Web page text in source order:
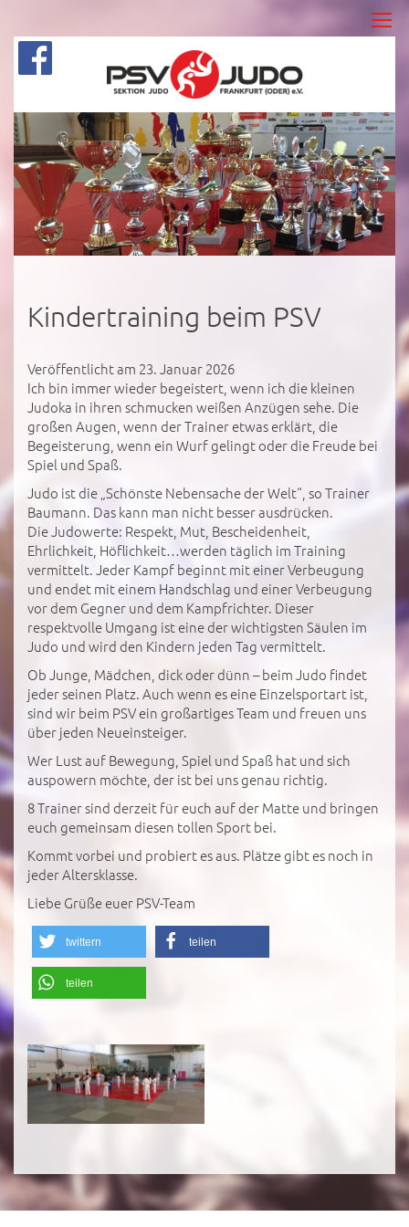
Kindertraining beim PSV
Veröffentlicht am 23. Januar 2026
Ich bin immer wieder begeistert, wenn ich die kleinen
Judoka in ihren schmucken weißen Anzügen sehe. Die
großen Augen, wenn der Trainer etwas erklärt, die
Begeisterung, wenn ein Wurf gelingt oder die Freude bei
Spiel und Spaß.
Judo ist die „Schönste Nebensache der Welt“, so Trainer
Baumann. Das kann man nicht besser ausdrücken.
Die Judowerte: Respekt, Mut, Bescheidenheit,
Ehrlichkeit, Höflichkeit…werden täglich im Training
vermittelt. Jeder Kampf beginnt mit einer Verbeugung
und endet mit einem Handschlag und einer Verbeugung
vor dem Gegner und dem Kampfrichter. Dieser
respektvolle Umgang ist eine der wichtigsten Säulen im
Judo und wird den Kindern jeden Tag vermittelt.
Ob Junge, Mädchen, dick oder dünn – beim Judo findet
jeder seinen Platz. Auch wenn es eine Einzelsportart ist,
sind wir beim PSV ein großartiges Team und freuen uns
über jeden Neueinsteiger.
Wer Lust auf Bewegung, Spiel und Spaß hat und sich
auspowern möchte, der ist bei uns genau richtig.
8 Trainer sind derzeit für euch auf der Matte und bringen
euch gemeinsam diesen tollen Sport bei.
Kommt vorbei und probiert es aus. Plätze gibt es noch in
jeder Altersklasse.
Liebe Grüße euer PSV-Team
twittern teilen
teilen
';